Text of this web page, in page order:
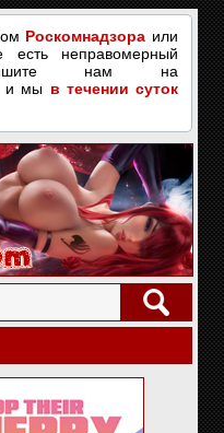
Роскомнадзора или
неправомерный
нам на
и мы в течении суток